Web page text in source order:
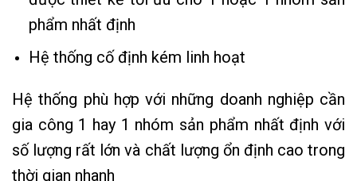
phẩm nhất định
Hệ thống cố định kém linh hoạt
Hệ thống phù hợp với những doanh nghiệp cần
gia công 1 hay 1 nhóm sản phẩm nhất định với
số lượng rất lớn và chất lượng ổn định cao trong
thời gian nhanh